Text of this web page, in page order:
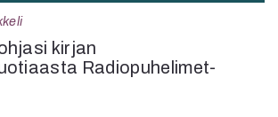
kirjan
Radiopuhelimet-